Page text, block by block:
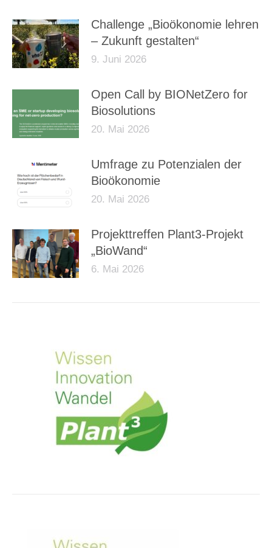
Challenge „Bioökonomie lehren
– Zukunft gestalten“
9. Juni 2026
Open Call by BIONetZero for
Biosolutions
20. Mai 2026
Umfrage zu Potenzialen der
Bioökonomie
20. Mai 2026
Projekttreffen Plant3-Projekt
„BioWand“
6. Mai 2026